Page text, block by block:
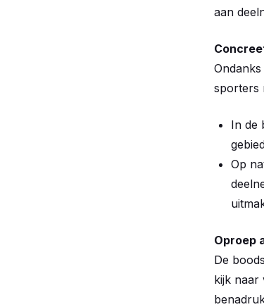
aan
sporters
In de
Op
Oproep
De
kijk naar